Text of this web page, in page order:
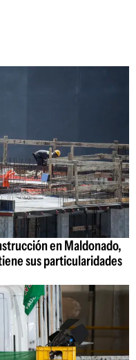
en Maldonado,
sus particularidades